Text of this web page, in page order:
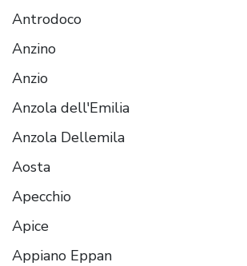
Antrodoco
Anzino
Anzio
Anzola dell'Emilia
Anzola Dellemila
Aosta
Apecchio
Apice
Appiano Eppan